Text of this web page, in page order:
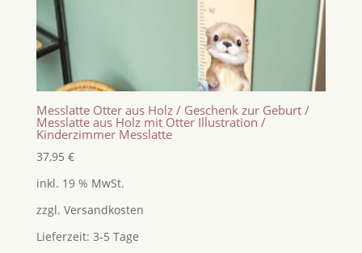
Messlatte Otter aus Holz / Geschenk zur Geburt /
Messlatte aus Holz mit Otter Illustration /
Kinderzimmer Messlatte
37,95 €
inkl. 19 % MwSt.
zzgl. Versandkosten
Lieferzeit: 3-5 Tage